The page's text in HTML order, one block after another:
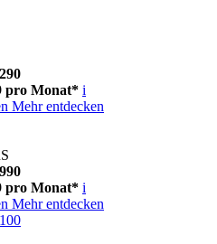
pro Monat* i
Mehr entdecken
pro Monat* i
Mehr entdecken